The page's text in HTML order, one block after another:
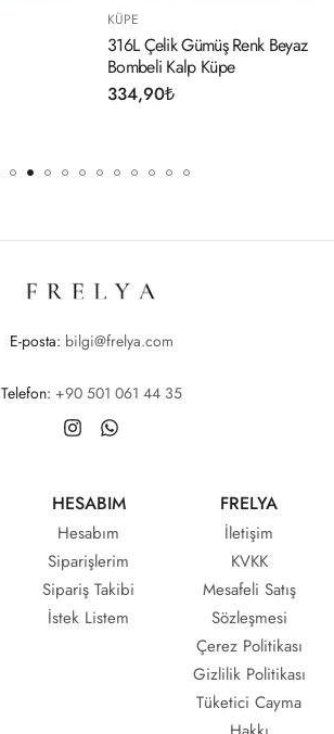
KÜPE
316L Çelik Gümüş Renk Beyaz
Bombeli Kalp Küpe
334,90₺
E-posta: bilgi@frelya.com
Telefon: +90 501 061 44 35
HESABIM
Hesabım
Siparişlerim
Sipariş Takibi
İstek Listem
FRELYA
İletişim
KVKK
Mesafeli Satış
Sözleşmesi
Çerez Politikası
Gizlilik Politikası
Tüketici Cayma